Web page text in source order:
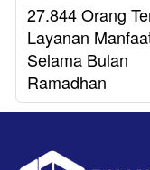
27.844 Orang
Layanan
Selama Bulan
Ramadhan